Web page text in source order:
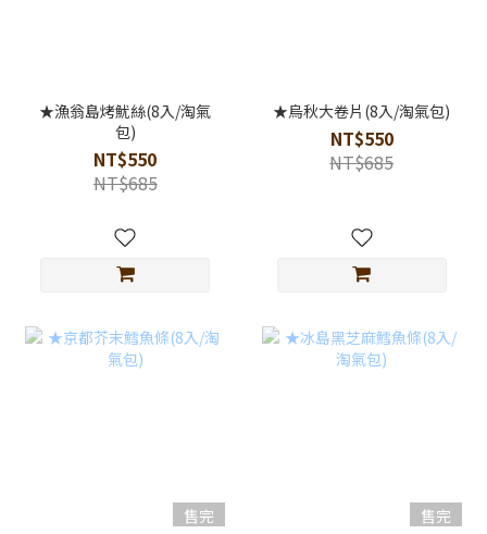
★漁翁島烤魷絲(8入/淘氣
包)
NT$550
NT$685
★烏秋大卷片(8入/淘氣包)
NT$550
NT$685
售完
售完